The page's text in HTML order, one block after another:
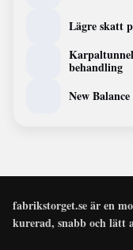
Lägre skatt
behandling
New
fabrikstorget.se är en
kurerad, snabb och lätt